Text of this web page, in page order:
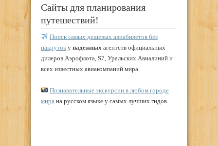
Сайты для планирования
путешествий!
Поиск самых дешевых авиабилетов без
накруток у надежных агентств официальных
дилеров Аэрофлота, S7, Уральских Авиалиний и
всех известных авиакомпаний мира.
Познавательные экскурсии в любом городе
мира на русском языке у самых лучших гидов.